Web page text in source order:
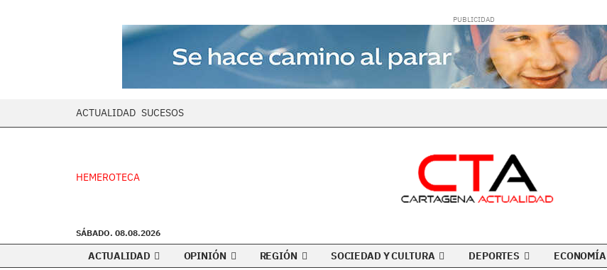
ACTUALIDAD SUCESOS
HEMEROTECA
SÁBADO. 08.08.2026
ACTUALIDAD OPINIÓN REGIÓN SOCIEDAD Y CULTURA DEPORTES ECONOMÍA